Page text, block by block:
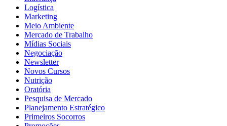
Logística
Marketing
Meio Ambiente
Mercado de Trabalho
Mídias Sociais
Negociação
Newsletter
Novos Cursos
Nutrição
Oratória
Pesquisa de Mercado
Planejamento Estratégico
Primeiros Socorros